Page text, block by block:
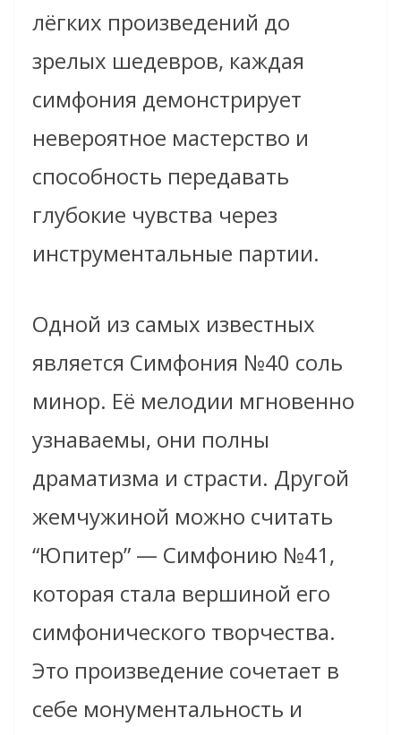
лёгких произведений до
зрелых шедевров, каждая
симфония демонстрирует
невероятное мастерство и
способность передавать
глубокие чувства через
инструментальные партии.
Одной из самых известных
является Симфония №40 соль
минор. Её мелодии мгновенно
узнаваемы, они полны
драматизма и страсти. Другой
жемчужиной можно считать
“Юпитер” — Симфонию №41,
которая стала вершиной его
симфонического творчества.
Это произведение сочетает в
себе монументальность и